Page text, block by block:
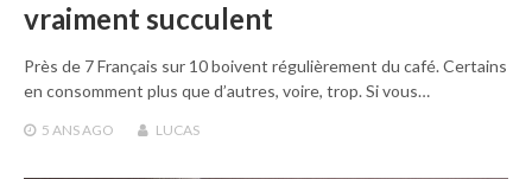
vraiment succulent
Près de 7 Français sur 10 boivent régulièrement du café. Certains
en consomment plus que d’autres, voire, trop. Si vous…
5 ANSAGO LUCAS